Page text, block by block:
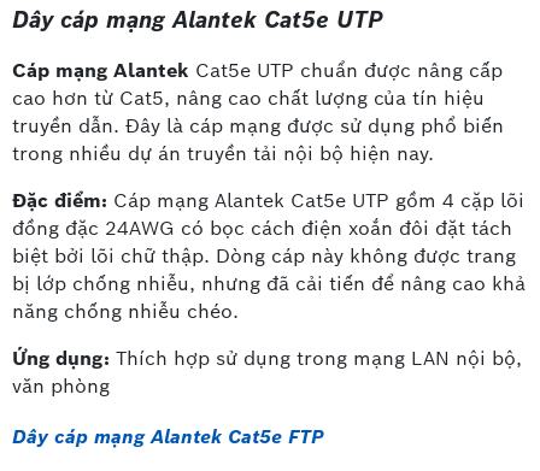
Dây cáp mạng Alantek Cat5e UTP
Cáp mạng Alantek Cat5e UTP chuẩn được nâng cấp
cao hơn từ Cat5, nâng cao chất lượng của tín hiệu
truyền dẫn. Đây là cáp mạng được sử dụng phổ biến
trong nhiều dự án truyền tải nội bộ hiện nay.
Đặc điểm: Cáp mạng Alantek Cat5e UTP gồm 4 cặp lõi
đồng đặc 24AWG có bọc cách điện xoắn đôi đặt tách
biệt bởi lõi chữ thập. Dòng cáp này không được trang
bị lớp chống nhiễu, nhưng đã cải tiến để nâng cao khả
năng chống nhiễu chéo.
Ứng dụng: Thích hợp sử dụng trong mạng LAN nội bộ,
văn phòng
Dây cáp mạng Alantek Cat5e FTP